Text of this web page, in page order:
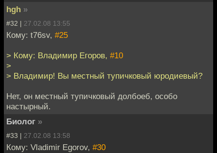
hgh »
#32 | 27.02.08 13:55
Кому: t76sv, #25
> Кому: Владимир Егоров, #10
>
> Владимир! Вы местный тупичковый юродиевый?
Нет, он местный тупичковый долбоеб, особо
настырный.
Биолог »
#33 | 27.02.08 13:58
Кому: Vladimir Egorov, #30